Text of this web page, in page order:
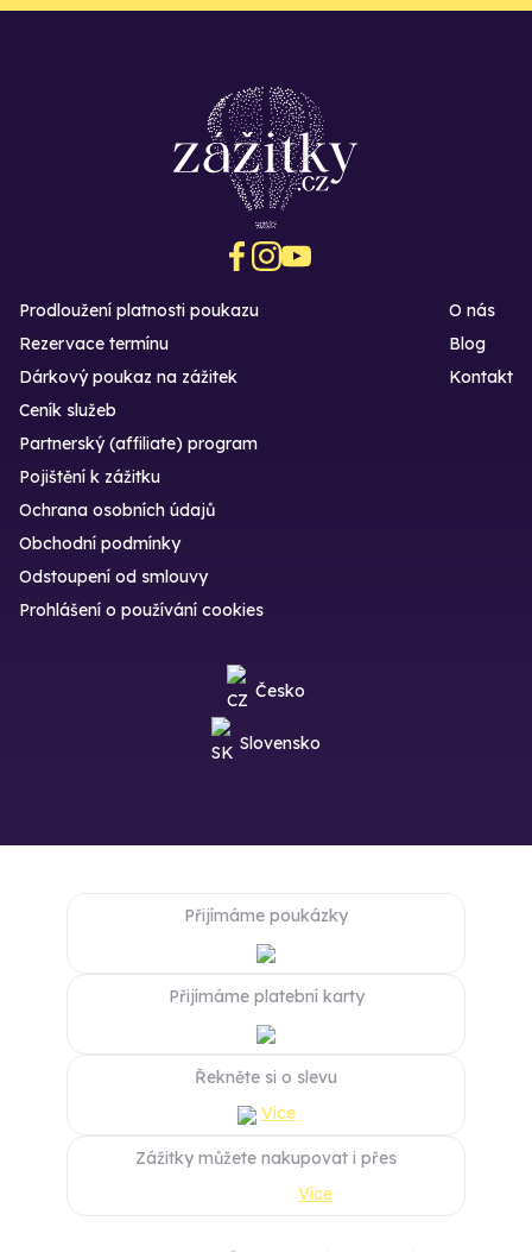
Prodloužení platnosti poukazu
Rezervace termínu
Dárkový poukaz na zážitek
O nás
Blog
Kontakt
Ceník služeb
Partnerský (affiliate) program
Pojištění k zážitku
Ochrana osobních údajů
Obchodní podmínky
Odstoupení od smlouvy
Prohlášení o používání cookies
Česko
Slovensko
Přijímáme poukázky
Přijímáme platební karty
Řekněte si o slevu
Více
Zážitky můžete nakupovat i přes
Více